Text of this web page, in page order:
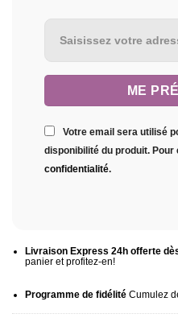
Votre email sera utilisé
disponibilité du produit. Pour
confidentialité.
Livraison Express 24h offerte
panier et profitez-en!
Programme de fidélitéCumulez